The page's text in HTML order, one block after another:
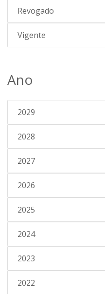
Revogado
Vigente
Ano
2029
2028
2027
2026
2025
2024
2023
2022